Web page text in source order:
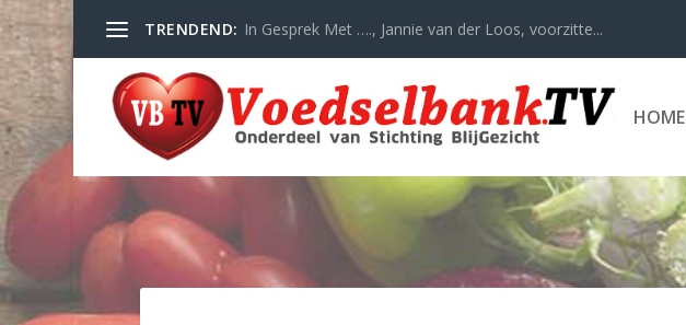
TRENDEND: In Gesprek Met …., Jannie van der Loos, voorzitte...
HOME